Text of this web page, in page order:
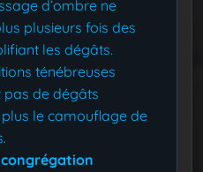
d’ombre ne
plusieurs fois des
les dégâts.
ténébreuses
pas de dégâts
plus le camouflage de
congrégation